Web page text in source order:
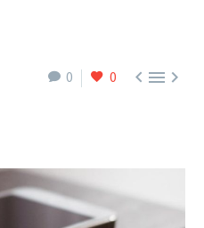
0 0 